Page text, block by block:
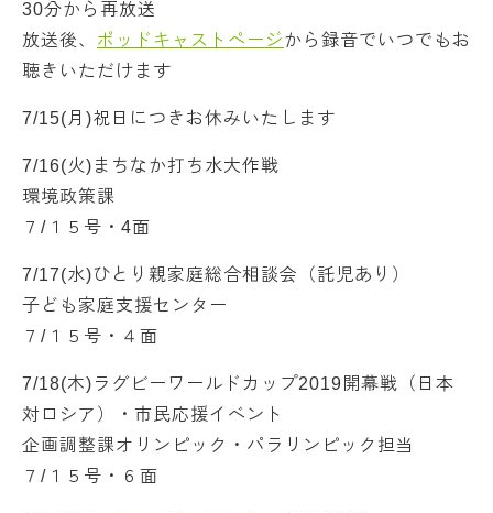
30分から再放送
放送後、 ポッドキャストページから録音でいつでもお
聴きいただけます
7/15(月)祝日につきお休みいたします
7/16(火)まちなか打ち水大作戦
環境政策課
７/１５号・4面
7/17(水)ひとり親家庭総合相談会（託児あり）
子ども家庭支援センター
７/１５号・４面
7/18(木)ラグビーワールドカップ2019開幕戦（日本
対ロシア）・市民応援イベント
企画調整課オリンピック・パラリンピック担当
７/１５号・６面